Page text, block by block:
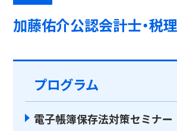
加藤佑介公認会計士・税
プログラム
電子帳簿保存法対策セミナー